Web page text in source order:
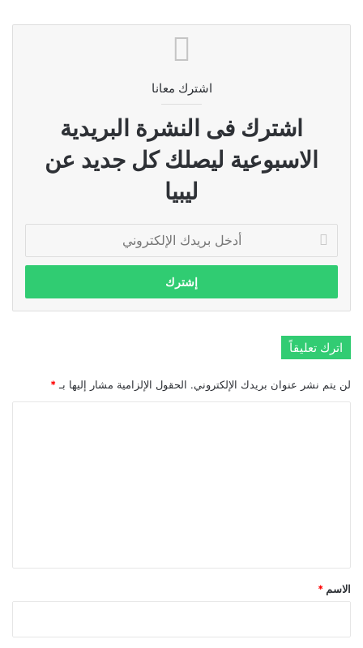
اشترك معانا
اشترك فى النشرة البريدية
الاسبوعية ليصلك كل جديد عن
ليبيا
بريدك
الإلكتروني
اترك تعليقاً
لن يتم نشر عنوان بريدك الإلكتروني. الحقول الإلزامية مشار إليها بـ *
*
الاسم *